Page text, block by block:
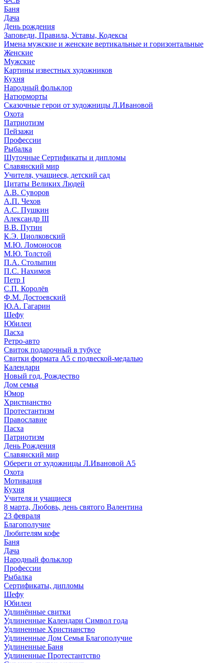
Баня
Дача
День рождения
Заповеди, Правила, Уставы, Кодексы
Имена мужские и женские вертикальные и горизонтальные
Женские
Мужские
Картины известных художников
Кухня
Народный фольклор
Натюрморты
Сказочные герои от художницы Л.Ивановой
Охота
Патриотизм
Пейзажи
Профессии
Рыбалка
Шуточные Сертификаты и дипломы
Славянский мир
Учителя, учащиеся, детский сад
Цитаты Великих Людей
А.В. Суворов
А.П. Чехов
А.С. Пушкин
Александр III
В.В. Путин
К.Э. Циолковский
М.Ю. Ломоносов
М.Ю. Толстой
П.А. Столыпин
П.С. Нахимов
Петр I
С.П. Королёв
Ф.М. Достоевский
Ю.А. Гагарин
Шефу
Юбилеи
Пасха
Ретро-авто
Свиток подарочный в тубусе
Свитки формата А5 с подвеской-медалью
Календари
Новый год, Рождество
Дом семья
Юмор
Христианство
Протестантизм
Православие
Пасха
Патриотизм
День Рождения
Славянский мир
Обереги от художницы Л.Ивановой А5
Охота
Мотивация
Кухня
Учителя и учащиеся
8 марта, Любовь, день святого Валентина
23 февраля
Благополучие
Любителям кофе
Баня
Дача
Народный фольклор
Профессии
Рыбалка
Сертификаты, дипломы
Шефу
Юбилеи
Удлинённые свитки
Удлиненные Календари Символ года
Удлиненные Христианство
Удлиненные Дом Семья Благополучие
Удлиненные Баня
Удлиненные Протестантство